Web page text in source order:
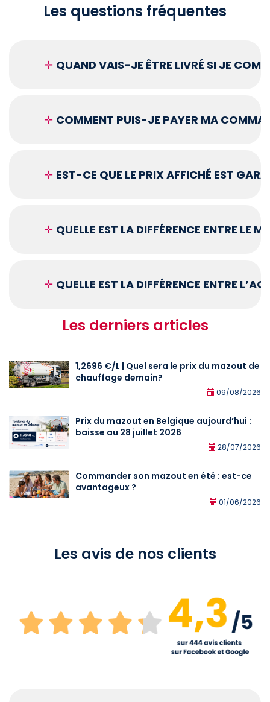
Les questions fréquentes
✛ QUAND VAIS-JE ÊTRE LIVRÉ SI JE
✛ COMMENT PUIS-JE PAYER MA
✛ EST-CE QUE LE PRIX AFFICHÉ EST
✛ QUELLE EST LA DIFFÉRENCE ENTRE LE
✛ QUELLE EST LA DIFFÉRENCE ENTRE
Les derniers articles
1,2696 €/L | Quel sera le prix du mazout de
chauffage demain?
09/08/2026
Prix du mazout en Belgique aujourd’hui :
baisse au 28 juillet 2026
28/07/2026
Commander son mazout en été : est-ce
avantageux ?
01/06/2026
Les avis de nos clients